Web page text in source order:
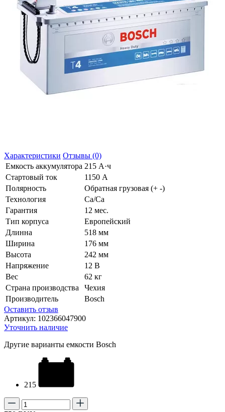
Характеристики Отзывы (0)
Емкость аккумулятора 215 А·ч
Стартовый ток
1150 А
Полярность
Обратная грузовая (+ -)
Технология
Ca/Ca
Гарантия
12 мес.
Тип корпуса
Европейский
Длинна
518 мм
Ширина
176 мм
Высота
242 мм
Напряжение
12 В
Вес
62 кг
Страна производства
Чехия
Производитель
Bosch
Оставить отзыв
Артикул: 102366047900
Уточнить наличие
Другие варианты емкости Bosch
215